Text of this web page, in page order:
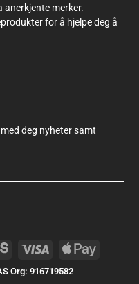
anerkjente merker.
for å hjelpe deg å
deg nyheter samt
Org: 916719582
Privacy Policy